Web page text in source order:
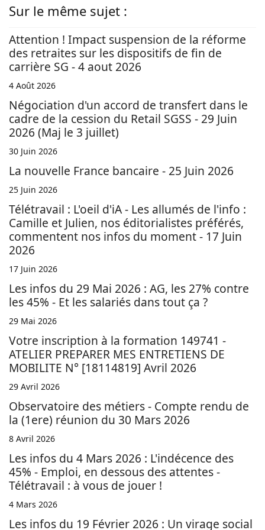
Sur le même sujet :
Attention ! Impact suspension de la réforme
des retraites sur les dispositifs de fin de
carrière SG - 4 aout 2026
4 Août 2026
Négociation d'un accord de transfert dans le
cadre de la cession du Retail SGSS - 29 Juin
2026 (Maj le 3 juillet)
30 Juin 2026
La nouvelle France bancaire - 25 Juin 2026
25 Juin 2026
Télétravail : L'oeil d'iA - Les allumés de l'info :
Camille et Julien, nos éditorialistes préférés,
commentent nos infos du moment - 17 Juin
2026
17 Juin 2026
Les infos du 29 Mai 2026 : AG, les 27% contre
les 45% - Et les salariés dans tout ça ?
29 Mai 2026
Votre inscription à la formation 149741 -
ATELIER PREPARER MES ENTRETIENS DE
MOBILITE N° [18114819] Avril 2026
29 Avril 2026
Observatoire des métiers - Compte rendu de
la (1ere) réunion du 30 Mars 2026
8 Avril 2026
Les infos du 4 Mars 2026 : L'indécence des
45% - Emploi, en dessous des attentes -
Télétravail : à vous de jouer !
4 Mars 2026
Les infos du 19 Février 2026 : Un virage social